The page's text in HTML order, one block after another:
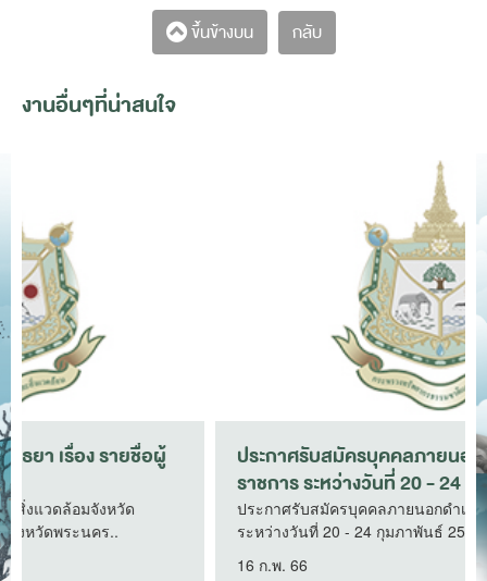
ขึ้นข้างบน กลับ
งานอื่นๆที่น่าสนใจ
ประกาศรับสมัครบุคคลภายนอกดำเนินงานในส่วน
ราชการ ระหว่างวันที่ 20 - 24 ก..
ประกาศรับสมัครบุคคลภายนอกดำเนินงานในส่วนราชการ
ระหว่างวันที่ 20 - 24 กุมภาพันธ์ 2566